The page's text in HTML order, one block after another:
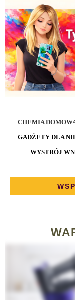
CHEMIA
GADŻETY DLA
WYSTRÓJ